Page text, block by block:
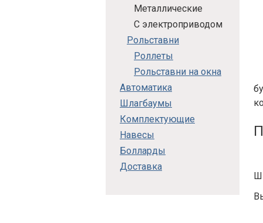
Металлические
С электроприводом
Рольставни
Роллеты
Рольставни на окна
Автоматика
Шлагбаумы
Комплектующие
Навесы
Болларды
Доставка